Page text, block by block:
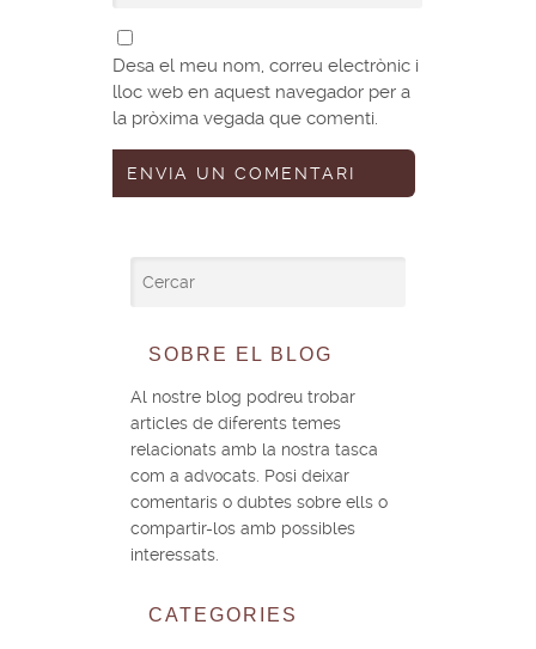
Desa el meu nom, correu electrònic i
lloc web en aquest navegador per a
la pròxima vegada que comenti.
SOBRE EL BLOG
Al nostre blog podreu trobar
articles de diferents temes
relacionats amb la nostra tasca
com a advocats. Posi deixar
comentaris o dubtes sobre ells o
compartir-los amb possibles
interessats.
CATEGORIES